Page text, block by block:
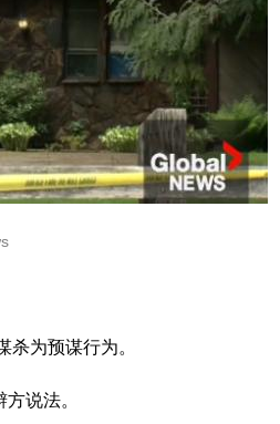
为预谋行为。
说法。